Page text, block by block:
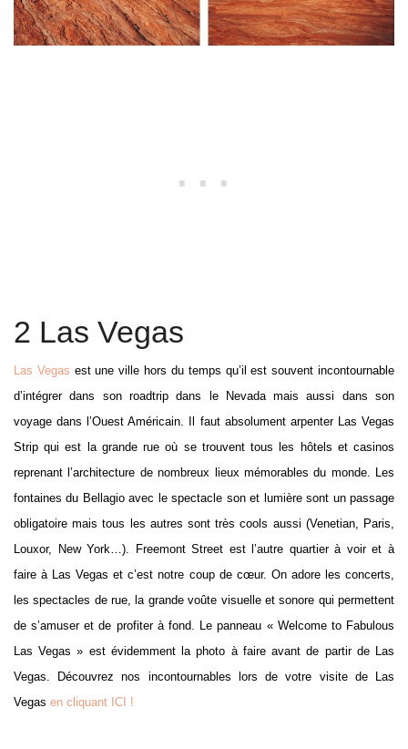
2 Las Vegas
Las Vegas est une ville hors du temps qu’il est souvent incontournable
d’intégrer dans son roadtrip dans le Nevada mais aussi dans son
voyage dans l’Ouest Américain. Il faut absolument arpenter Las Vegas
Strip qui est la grande rue où se trouvent tous les hôtels et casinos
reprenant l’architecture de nombreux lieux mémorables du monde. Les
fontaines du Bellagio avec le spectacle son et lumière sont un passage
obligatoire mais tous les autres sont très cools aussi (Venetian, Paris,
Louxor, New York…). Freemont Street est l’autre quartier à voir et à
faire à Las Vegas et c’est notre coup de cœur. On adore les concerts,
les spectacles de rue, la grande voûte visuelle et sonore qui permettent
de s’amuser et de profiter à fond. Le panneau « Welcome to Fabulous
Las Vegas » est évidemment la photo à faire avant de partir de Las
Vegas. Découvrez nos incontournables lors de votre visite de Las
Vegas en cliquant ICI !